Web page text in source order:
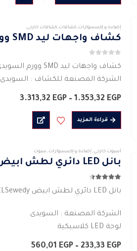
القوة الفعلية للكشاف : 30 واط -…
العديد
الأشكال
المنتج.
يمكن
اختيار
على
المنتج
إضاءة و إكسسوارات , كشافات , كشافات خارجى
كشاف واجهات ليد SMD وورم السويدي
كشاف واجهات ليد SMD وورم السويدي
الشركة المصنعة للكشاف : السويدى
نوع الاضاءة : LED
1.353,32 EGP
–
3.313,32 EGP
نطاق
قراءة المزيد
أسبوت خارجي , إضاءة و إكسسوارات , سبوت
بانل LED دائري لطش ابيض ELSewedy
بانل LED دائري لطش ابيض ELSewedy
الشركة المصنعة : السويدى
لوحة LED كلاسيكية
الشكل : دائرى
233,33 EGP
–
560,01 EGP
نطاق